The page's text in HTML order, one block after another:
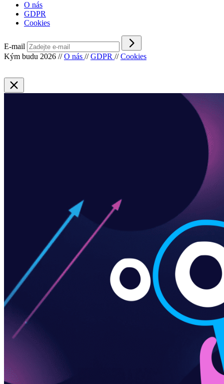
O nás
GDPR
Cookies
E-mail
Kým budu 2026 // O nás // GDPR // Cookies